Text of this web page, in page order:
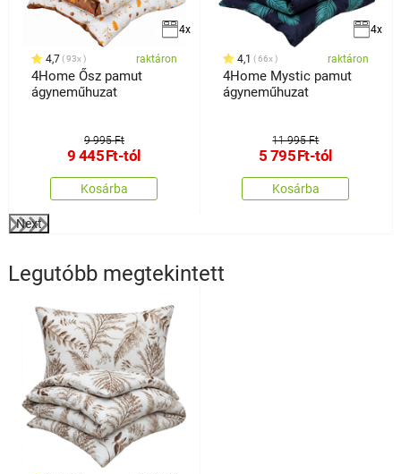
4x
4,7 93x raktáron
4Home Ősz pamut
ágyneműhuzat
9 995 Ft
9 445Ft-tól
Kosárba
4x
4,1 66x raktáron
4Home Mystic pamut
ágyneműhuzat
11 995 Ft
5 795Ft-tól
Kosárba
Next
Legutóbb megtekintett